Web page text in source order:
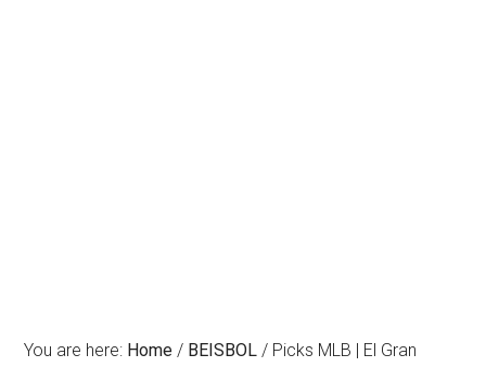
You are here: Home / BEISBOL / Picks MLB | El Gran